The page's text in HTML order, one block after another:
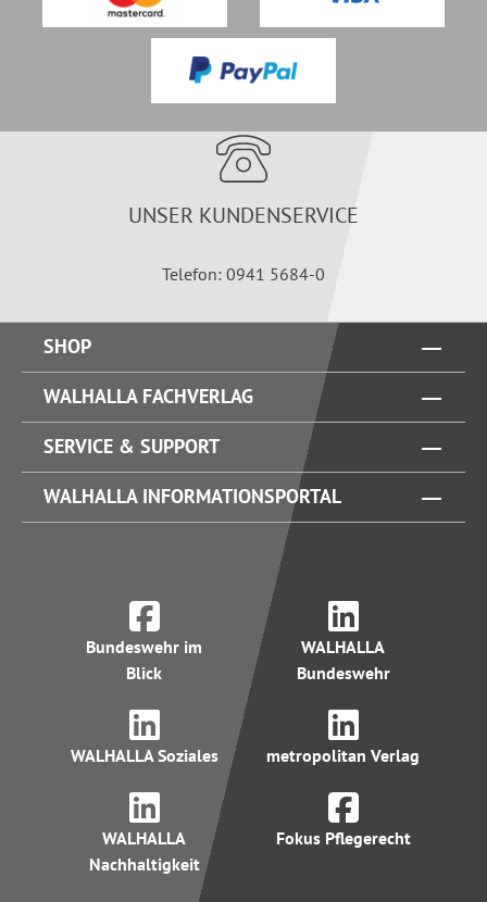
UNSER KUNDENSERVICE
Telefon: 0941 5684-0
SHOP
WALHALLA FACHVERLAG
SERVICE & SUPPORT
WALHALLA INFORMATIONSPORTAL
Bundeswehr im
Blick
WALHALLA
Bundeswehr
WALHALLA Soziales metropolitan Verlag
WALHALLA
Nachhaltigkeit
Fokus Pflegerecht